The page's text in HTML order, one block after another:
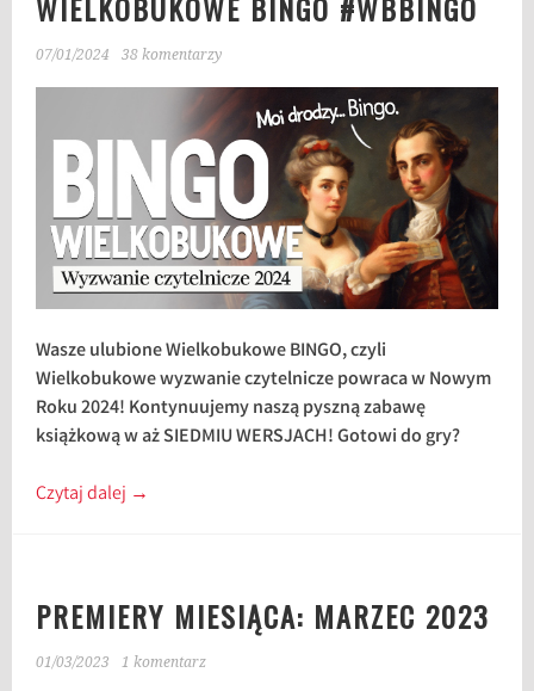
07/01/2024 38 komentarzy
Wasze ulubioneWielkobukowe BINGO, czyli
Wielkobukowe wyzwanie czytelnicze powraca w Nowym
Roku 2024! Kontynuujemy naszą pyszną zabawę
książkową w aż SIEDMIU WERSJACH! Gotowi do gry?
Czytaj dalej →
PREMIERY MIESIĄCA: MARZEC 2023
01/03/2023 1 komentarz